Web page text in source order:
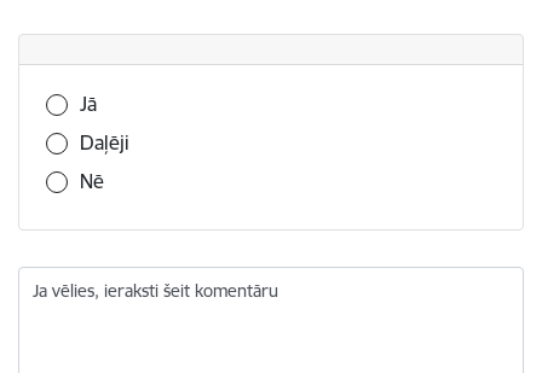
Vai šī informācija bija noderīga?
Jā
Daļēji
Nē
Ja vēlies, ieraksti šeit komentāru